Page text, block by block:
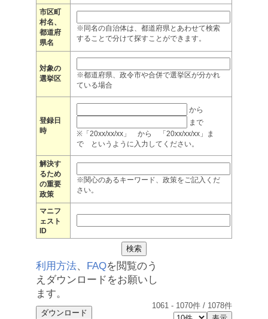
市区町
村名、
都道府
県名
※同名の自治体は、都道府県とあわせて検索
することで分けて探すことができます。
対象の
選挙区
※都道府県、政令市や合併で選挙区が分かれ
ている場合
登録日
時
から
まで
※「20xx/xx/xx」 から 「20xx/xx/xx」ま
で というように入力してください。
解決す
るため
の重要
政策
※関心のあるキーワード、政策をご記入くだ
さい。
マニフ
ェスト
ID
利用方法、 FAQを閲覧のう
えダウンロードをお願いし
ます。
1061 - 1070件 / 1078件